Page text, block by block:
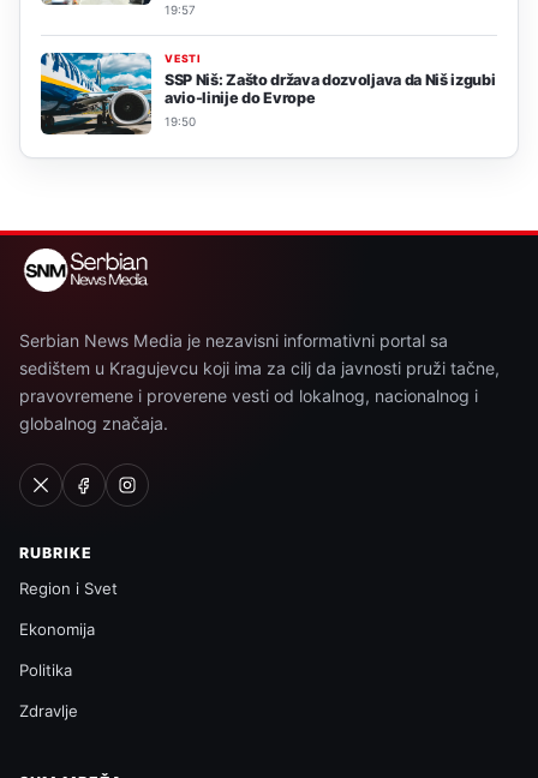
19:57
VESTI
SSP Niš: Zašto država dozvoljava da Niš izgubi
avio-linije do Evrope
19:50
Serbian News Media je nezavisni informativni portal sa
sedištem u Kragujevcu koji ima za cilj da javnosti pruži tačne,
pravovremene i proverene vesti od lokalnog, nacionalnog i
globalnog značaja.
RUBRIKE
Region i Svet
Ekonomija
Politika
Zdravlje